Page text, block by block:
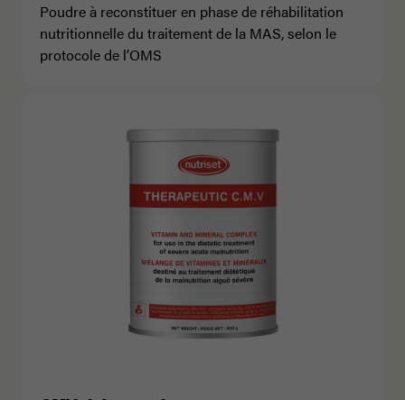
Poudre à reconstituer en phase de réhabilitation
nutritionnelle du traitement de la MAS, selon le
protocole de l’OMS